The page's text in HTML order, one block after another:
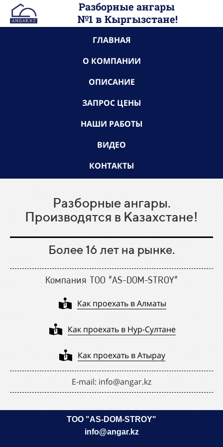
Разборные ангары
№1 в Кыргызстане!
ГЛАВНАЯ
О КОМПАНИИ
ОПИСАНИЕ
ЗАПРОС ЦЕНЫ
НАШИ РАБОТЫ
ВИДЕО
КОНТАКТЫ
Разборные ангары.
Производятся в Казахстане!
Более 16 лет на рынке.
Компания ТОО "AS-DOM-STROY"
Как проехать в Алматы
Как проехать в Нур-Султане
Как проехать в Атырау
Е-mail: info@angar.kz
ТОО "AS-DOM-STROY"
info@angar.kz